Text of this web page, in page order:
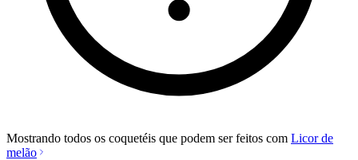
Mostrando todos os coquetéis que podem ser feitos com Licor de
melão